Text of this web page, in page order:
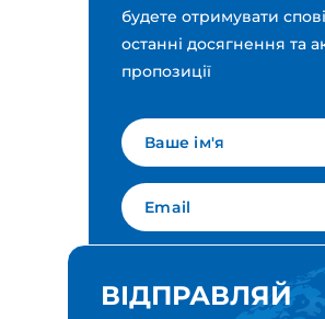
будете отримувати
останні досягнення та
пропозиції
Мова для вашої
ВІДПРАВЛЯЙ